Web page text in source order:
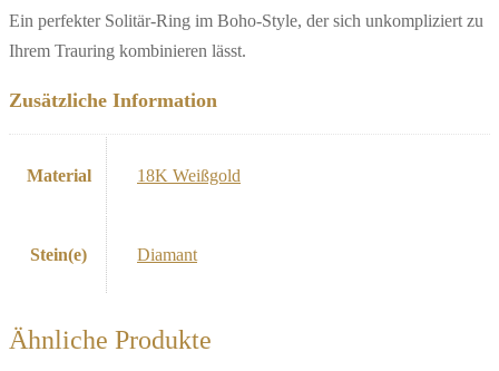
Ein perfekter Solitär-Ring im Boho-Style, der sich unkompliziert zu
Ihrem Trauring kombinieren lässt.
Zusätzliche Information
Material 18K Weißgold
Stein(e) Diamant
Ähnliche Produkte